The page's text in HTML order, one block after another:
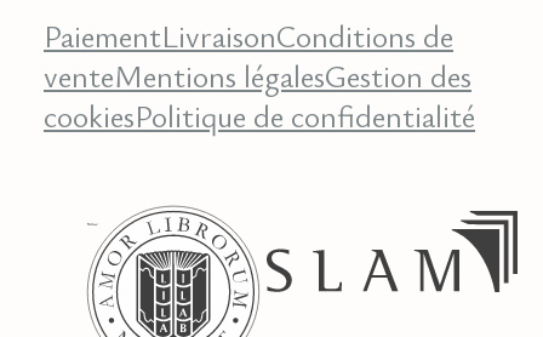
PaiementLivraisonConditions de
venteMentions légalesGestion des
cookiesPolitique de confidentialité